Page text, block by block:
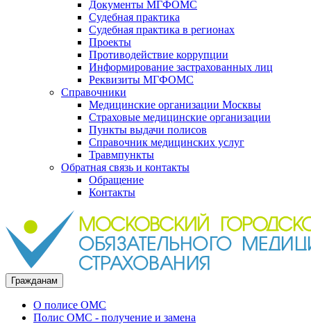
Документы МГФОМС
Судебная практика
Судебная практика в регионах
Проекты
Противодействие коррупции
Информирование застрахованных лиц
Реквизиты МГФОМС
Справочники
Медицинские организации Москвы
Страховые медицинские организации
Пункты выдачи полисов
Справочник медицинских услуг
Травмпункты
Обратная связь и контакты
Обращение
Контакты
Гражданам
О полисе ОМС
Полис ОМС - получение и замена